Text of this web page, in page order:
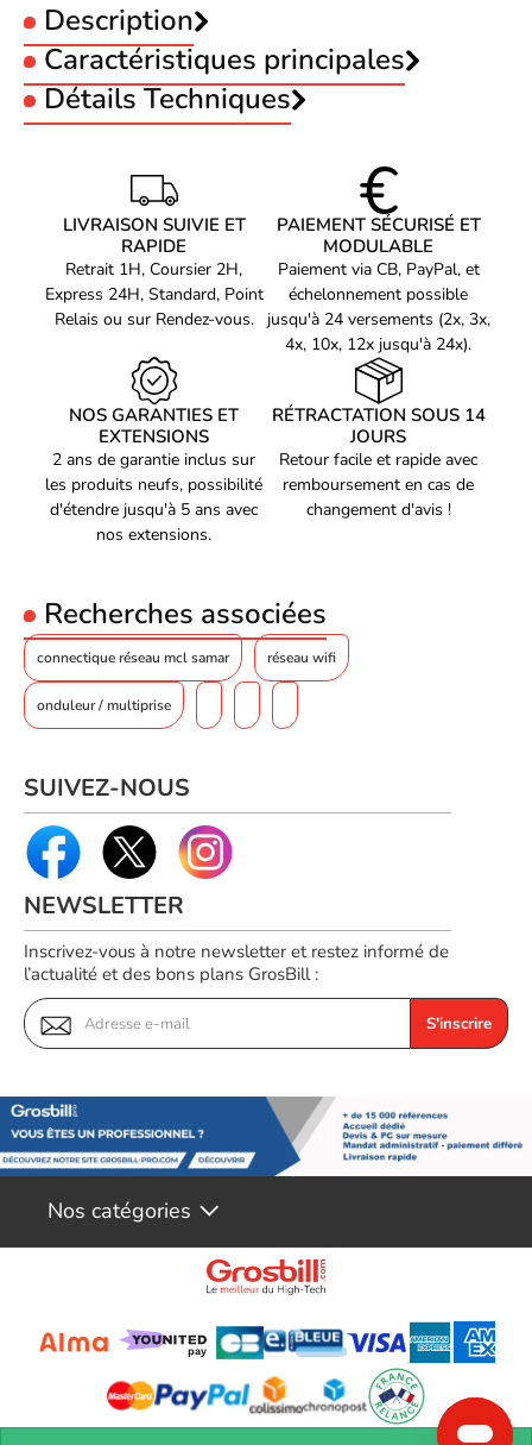
Description
Grosbill Doubleur RJ45 Blindé-Seconde Vie-
Très Bon Etat
Caractéristiques principales
Type :Doubleur
Connecteur 1 :RJ45
cat 5e
Détails Techniques
Référence produit
Référence constructeur
Voir les connectique réseau Grosbill
LIVRAISON SUIVIE ET
RAPIDE
Retrait 1H, Coursier 2H,
Express 24H, Standard, Point
Relais ou sur Rendez-vous.
PAIEMENT SÉCURISÉ ET
MODULABLE
Paiement via CB, PayPal, et
échelonnement possible
jusqu'à 24 versements (2x, 3x,
4x, 10x, 12x jusqu'à 24x).
NOS GARANTIES ET
EXTENSIONS
2 ans de garantie inclus sur
les produits neufs, possibilité
d'étendre jusqu'à 5 ans avec
nos extensions.
RÉTRACTATION SOUS 14
JOURS
Retour facile et rapide avec
remboursement en cas de
changement d'avis !
Recherches associées
connectique réseau mcl samar réseau wifi
onduleur / multiprise
SUIVEZ-NOUS
NEWSLETTER
Inscrivez-vous à notre newsletter et restez informé de
l’actualité et des bons plans GrosBill :
S'inscrire
Nos catégories